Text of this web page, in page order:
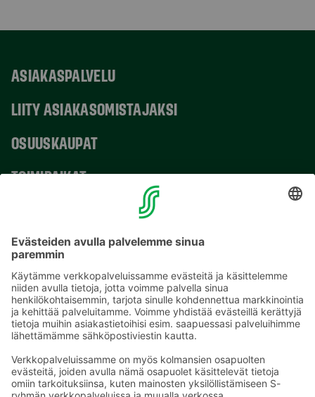
ASIAKASPALVELU
LIITY ASIAKASOMISTAJAKSI
OSUUSKAUPAT
TOIMIPAIKAT
Sähköpostiosoitteet S-ryhmässä ovat muotoa
etunimi.sukunimi@sok.fi
Seuraa meitä: